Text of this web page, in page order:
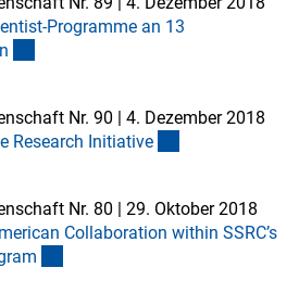
Programme an 13
n
Nr. 90 | 4. Dezember 2018
Research Initiative
Nr. 80 | 29. Oktober 2018
Collaboration within SSRC’s
m